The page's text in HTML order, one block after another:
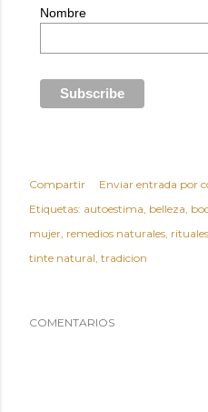
Nombre
Compartir
Enviar entrada por
Etiquetas: autoestima belleza
mujer remedios naturales rituales
tinte natural tradicion
COMENTARIOS